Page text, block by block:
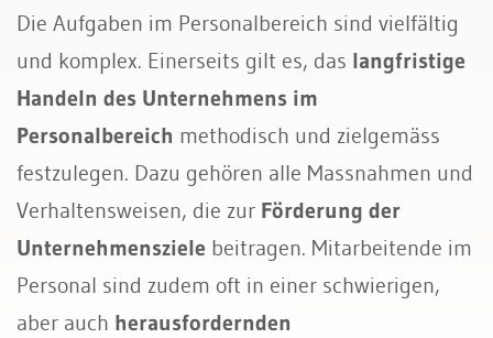
Recht
Bau & Immobilien
Die Aufgaben im Personalbereich sind vielfältig
und komplex. Einerseits gilt es, das langfristige
Handeln des Unternehmens im
Personalbereich methodisch und zielgemäss
festzulegen. Dazu gehören alle Massnahmen und
Verhaltensweisen, die zur Förderung der
Unternehmensziele beitragen. Mitarbeitende im
Personal sind zudem oft in einer schwierigen,
aber auch herausfordernden